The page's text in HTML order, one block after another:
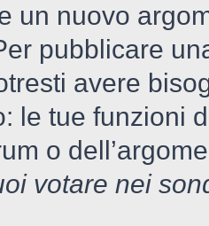
un nuovo
pubblicare
avere
le tue funzioni
o
votare nei